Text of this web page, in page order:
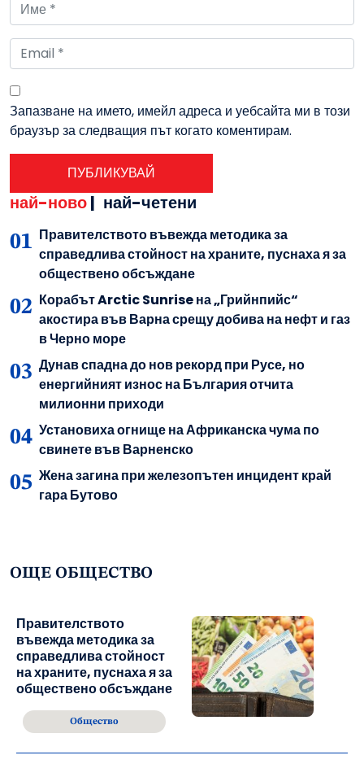
Запазване на името, имейл адреса и уебсайта ми в този
браузър за следващия път когато коментирам.
най-ново| най-четени
Правителството въвежда методика за
справедлива стойност на храните, пуснаха я за
обществено обсъждане
Корабът Arctic Sunrise на „Грийнпийс“
акостира във Варна срещу добива на нефт и газ
в Черно море
Дунав спадна до нов рекорд при Русе, но
енергийният износ на България отчита
милионни приходи
Установиха огнище на Африканска чума по
свинете във Варненско
Жена загина при железопътен инцидент край
гара Бутово
ОЩЕ ОБЩЕСТВО
Правителството
въвежда методика за
справедлива стойност
на храните, пуснаха я за
обществено обсъждане
Общество